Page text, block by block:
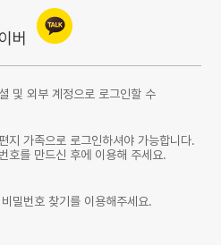
및 외부 계정으로 로그인할 수
지 가족으로 로그인하셔야 가능합니다.
호를 만드신 후에 이용해 주세요.
밀번호 찾기를 이용해주세요.